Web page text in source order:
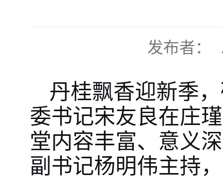
发布者：
丹桂飘香迎新季
委书记宋友良在庄
堂内容丰富、意义
副书记杨明伟主持